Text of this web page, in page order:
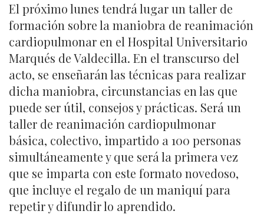
El próximo lunes tendrá lugar un taller de
formación sobre la maniobra de reanimación
cardiopulmonar en el Hospital Universitario
Marqués de Valdecilla. En el transcurso del
acto, se enseñarán las técnicas para realizar
dicha maniobra, circunstancias en las que
puede ser útil, consejos y prácticas. Será un
taller de reanimación cardiopulmonar
básica, colectivo, impartido a 100 personas
simultáneamente y que será la primera vez
que se imparta con este formato novedoso,
que incluye el regalo de un maniquí para
repetir y difundir lo aprendido.